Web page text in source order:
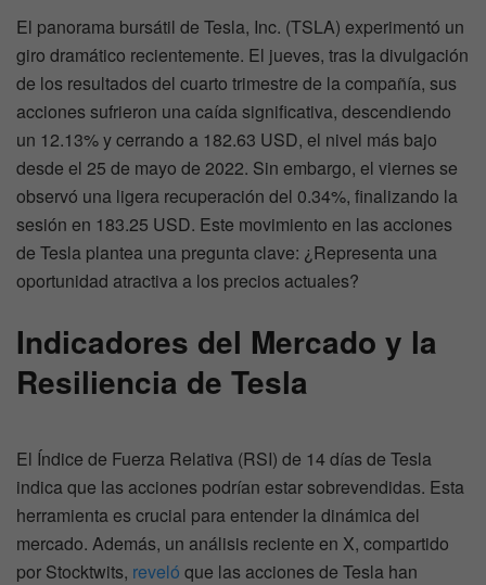
El panorama bursátil de Tesla, Inc. (TSLA) experimentó un
giro dramático recientemente. El jueves, tras la divulgación
de los resultados del cuarto trimestre de la compañía, sus
acciones sufrieron una caída significativa, descendiendo
un 12.13% y cerrando a 182.63 USD, el nivel más bajo
desde el 25 de mayo de 2022. Sin embargo, el viernes se
observó una ligera recuperación del 0.34%, finalizando la
sesión en 183.25 USD. Este movimiento en las acciones
de Tesla plantea una pregunta clave: ¿Representa una
oportunidad atractiva a los precios actuales?
Indicadores del Mercado y la
Resiliencia de Tesla
El Índice de Fuerza Relativa (RSI) de 14 días de Tesla
indica que las acciones podrían estar sobrevendidas. Esta
herramienta es crucial para entender la dinámica del
mercado. Además, un análisis reciente en X, compartido
por Stocktwits, reveló que las acciones de Tesla han